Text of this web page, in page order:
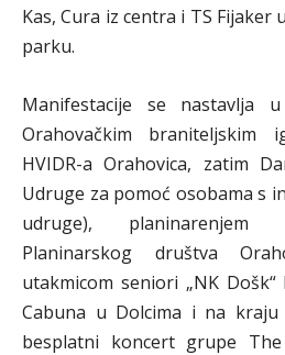
Kas, Cura iz centra i TS Fijaker
parku.
Manifestacije se nastavlja
Orahovačkim braniteljskim
HVIDR-a Orahovica, zatim
Udruge za pomoć osobama s
udruge), planinarenjem
Planinarskog društva
utakmicom seniori „NK
Cabuna u Dolcima i na
besplatni koncert grupe